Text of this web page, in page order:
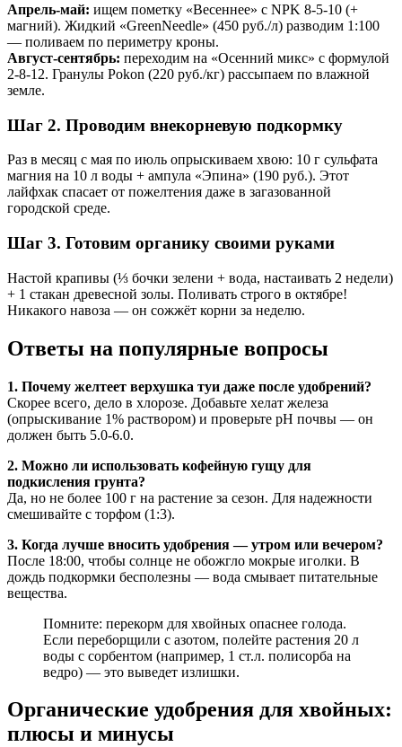
Апрель-май: ищем пометку «Весеннее» с NPK 8-5-10 (+
магний). Жидкий «GreenNeedle» (450 руб./л) разводим 1:100
— поливаем по периметру кроны.
Август-сентябрь: переходим на «Осенний микс» с формулой
2-8-12. Гранулы Pokon (220 руб./кг) рассыпаем по влажной
земле.
Шаг 2. Проводим внекорневую подкормку
Раз в месяц с мая по июль опрыскиваем хвою: 10 г сульфата
магния на 10 л воды + ампула «Эпина» (190 руб.). Этот
лайфхак спасает от пожелтения даже в загазованной
городской среде.
Шаг 3. Готовим органику своими руками
Настой крапивы (⅓ бочки зелени + вода, настаивать 2 недели)
+ 1 стакан древесной золы. Поливать строго в октябре!
Никакого навоза — он сожжёт корни за неделю.
Ответы на популярные вопросы
1. Почему желтеет верхушка туи даже после удобрений?
Скорее всего, дело в хлорозе. Добавьте хелат железа
(опрыскивание 1% раствором) и проверьте pH почвы — он
должен быть 5.0-6.0.
2. Можно ли использовать кофейную гущу для
подкисления грунта?
Да, но не более 100 г на растение за сезон. Для надежности
смешивайте с торфом (1:3).
3. Когда лучше вносить удобрения — утром или вечером?
После 18:00, чтобы солнце не обожгло мокрые иголки. В
дождь подкормки бесполезны — вода смывает питательные
вещества.
Помните: перекорм для хвойных опаснее голода.
Если переборщили с азотом, полейте растения 20 л
воды с сорбентом (например, 1 ст.л. полисорба на
ведро) — это выведет излишки.
Органические удобрения для хвойных:
плюсы и минусы